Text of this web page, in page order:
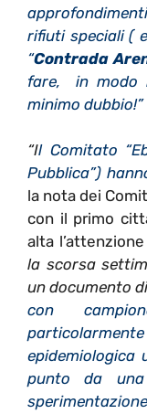
rifiuti speciali (
“Contrada
fare, in modo
minimo dubbio!”
“Il Comitato
Pubblica”)
la nota dei
con il primo
alta
la scorsa
un documento
con
epidemiologica
punto da